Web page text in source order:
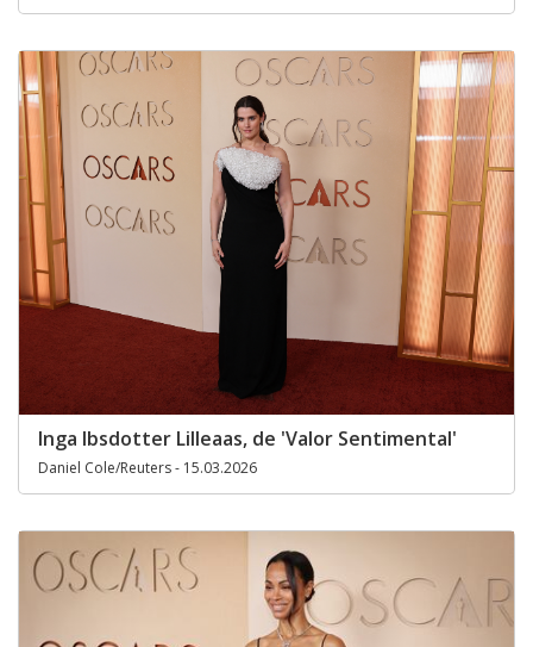
Inga Ibsdotter Lilleaas, de 'Valor Sentimental'
Daniel Cole/Reuters - 15.03.2026